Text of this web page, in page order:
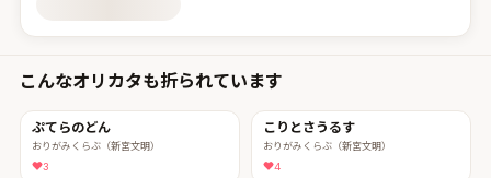
こんなオリカタも折られています
ぷてらのどん
おりがみくらぶ（新宮文明）
3
こりとさうるす
おりがみくらぶ（新宮文明）
4